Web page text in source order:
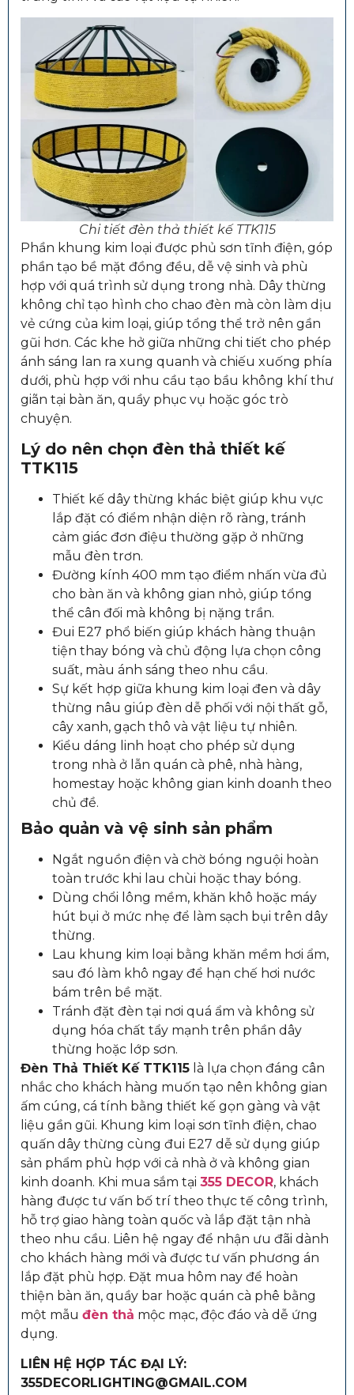
Chi tiết đèn thả thiết kế TTK115
Phần khung kim loại được phủ sơn tĩnh điện, góp
phần tạo bề mặt đồng đều, dễ vệ sinh và phù
hợp với quá trình sử dụng trong nhà. Dây thừng
không chỉ tạo hình cho chao đèn mà còn làm dịu
vẻ cứng của kim loại, giúp tổng thể trở nên gần
gũi hơn. Các khe hở giữa những chi tiết cho phép
ánh sáng lan ra xung quanh và chiếu xuống phía
dưới, phù hợp với nhu cầu tạo bầu không khí thư
giãn tại bàn ăn, quầy phục vụ hoặc góc trò
chuyện.
Lý do nên chọn đèn thả thiết kế
TTK115
Thiết kế dây thừng khác biệt giúp khu vực
lắp đặt có điểm nhận diện rõ ràng, tránh
cảm giác đơn điệu thường gặp ở những
mẫu đèn trơn.
Đường kính 400 mm tạo điểm nhấn vừa đủ
cho bàn ăn và không gian nhỏ, giúp tổng
thể cân đối mà không bị nặng trần.
Đui E27 phổ biến giúp khách hàng thuận
tiện thay bóng và chủ động lựa chọn công
suất, màu ánh sáng theo nhu cầu.
Sự kết hợp giữa khung kim loại đen và dây
thừng nâu giúp đèn dễ phối với nội thất gỗ,
cây xanh, gạch thô và vật liệu tự nhiên.
Kiểu dáng linh hoạt cho phép sử dụng
trong nhà ở lẫn quán cà phê, nhà hàng,
homestay hoặc không gian kinh doanh theo
chủ đề.
Bảo quản và vệ sinh sản phẩm
Ngắt nguồn điện và chờ bóng nguội hoàn
toàn trước khi lau chùi hoặc thay bóng.
Dùng chổi lông mềm, khăn khô hoặc máy
hút bụi ở mức nhẹ để làm sạch bụi trên dây
thừng.
Lau khung kim loại bằng khăn mềm hơi ẩm,
sau đó làm khô ngay để hạn chế hơi nước
bám trên bề mặt.
Tránh đặt đèn tại nơi quá ẩm và không sử
dụng hóa chất tẩy mạnh trên phần dây
thừng hoặc lớp sơn.
Đèn Thả Thiết Kế TTK115 là lựa chọn đáng cân
nhắc cho khách hàng muốn tạo nên không gian
ấm cúng, cá tính bằng thiết kế gọn gàng và vật
liệu gần gũi. Khung kim loại sơn tĩnh điện, chao
quấn dây thừng cùng đui E27 dễ sử dụng giúp
sản phẩm phù hợp với cả nhà ở và không gian
kinh doanh. Khi mua sắm tại 355 DECOR, khách
hàng được tư vấn bố trí theo thực tế công trình,
hỗ trợ giao hàng toàn quốc và lắp đặt tận nhà
theo nhu cầu. Liên hệ ngay để nhận ưu đãi dành
cho khách hàng mới và được tư vấn phương án
lắp đặt phù hợp. Đặt mua hôm nay để hoàn
thiện bàn ăn, quầy bar hoặc quán cà phê bằng
một mẫu đèn thả mộc mạc, độc đáo và dễ ứng
dụng.
LIÊN HỆ HỢP TÁC ĐẠI LÝ:
355DECORLIGHTING@GMAIL.COM